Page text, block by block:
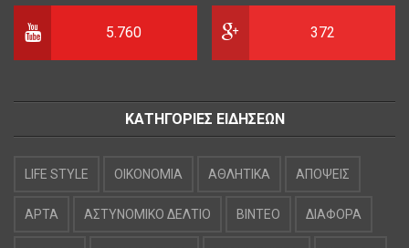
5.760 372
ΚΑΤΗΓΟΡΙΕΣ ΕΙΔΗΣΕΩΝ
LIFE STYLE OIKONOMIA ΑΘΛΗΤΙΚΑ ΑΠΟΨΕΙΣ
ΑΡΤΑ ΑΣΤΥΝΟΜΙΚΟ ΔΕΛΤΙΟ ΒΙΝΤΕΟ ΔΙΑΦΟΡΑ